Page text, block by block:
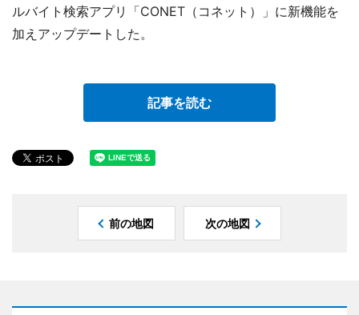
ルバイト検索アプリ「CONET（コネット）」に新機能を
加えアップデートした。
記事を読む
前の地図 次の地図